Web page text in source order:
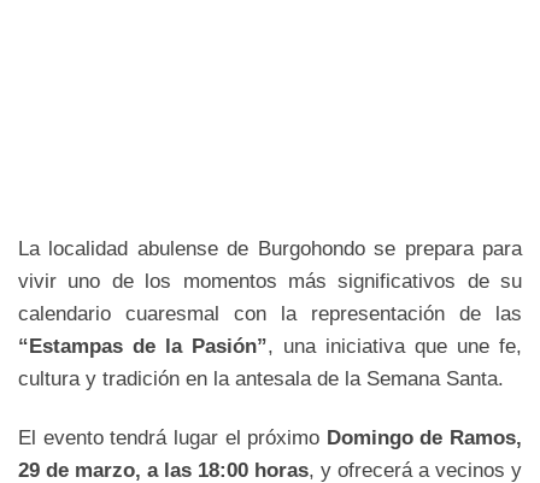
La localidad abulense de Burgohondo se prepara para
vivir uno de los momentos más significativos de su
calendario cuaresmal con la representación de las
“Estampas de la Pasión”, una iniciativa que une fe,
cultura y tradición en la antesala de la Semana Santa.
El evento tendrá lugar el próximo Domingo de Ramos,
29 de marzo, a las 18:00 horas, y ofrecerá a vecinos y